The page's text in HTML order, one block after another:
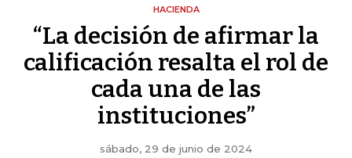
HACIENDA
“La decisión de afirmar la
calificación resalta el rol de
cada una de las
instituciones”
sábado, 29 de junio de 2024